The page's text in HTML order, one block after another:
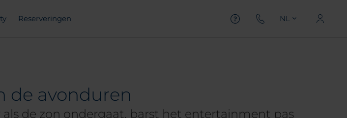
Reserveringen NL
de avonduren
de zon ondergaat, barst het entertainment pas